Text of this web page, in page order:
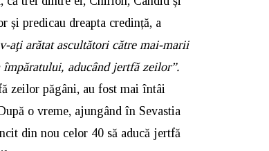
și predicau dreapta credință, a
aţi arătat ascultători către mai-marii
aducând jertfă zeilor”.
zeilor păgâni, au fost mai întâi
o vreme, ajungând în Sevastia
din nou celor 40 să aducă jertfă